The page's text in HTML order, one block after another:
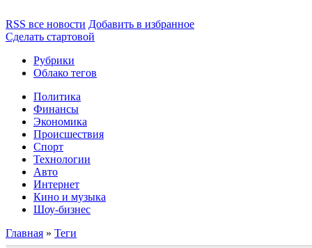
RSS все новости Добавить в избранное
Сделать стартовой
Рубрики
Облако тегов
Политика
Финансы
Экономика
Происшествия
Спорт
Технологии
Авто
Интернет
Кино и музыка
Шоу-бизнес
Главная » Теги